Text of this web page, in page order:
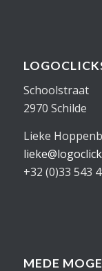
Schoolstraat
2970 Schilde
Lieke
+32 (0)33 543
MEDE